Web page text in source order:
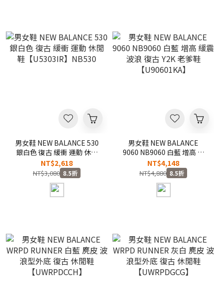
男女鞋 NEW BALANCE 530
銀白色 復古 緩衝 運動 休閒
鞋【U5303IR】NB530
NT$2,618
NT$3,080 8.5折
男女鞋 NEW BALANCE
9060 NB9060 白藍 增高 緩
震 波浪 復古 Y2K 老爹鞋
【U90601KA】
NT$4,148
NT$4,880 8.5折